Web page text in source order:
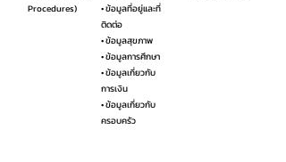
Procedures)
• ข้อมูลที่อยู่และที่
ติดต่อ
• ข้อมูลสุขภาพ
• ข้อมูลการศึกษา
• ข้อมูลเกี่ยวกับ
การเงิน
• ข้อมูลเกี่ยวกับ
ครอบครัว